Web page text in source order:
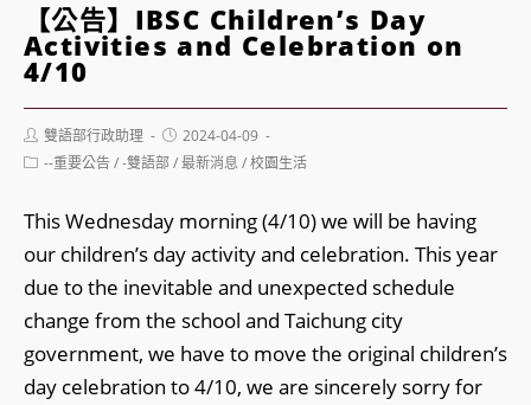
【公告】IBSC Children’s Day
Activities and Celebration on
4/10
Post
author:
雙語部行政助理
Post
published:
2024-04-09
Post--重要公告/-雙語部/最新消息 /校園生活
This Wednesday morning (4/10) we will be having
our children’s day activity and celebration. This year
due to the inevitable and unexpected schedule
change from the school and Taichung city
government, we have to move the original children’s
day celebration to 4/10, we are sincerely sorry for